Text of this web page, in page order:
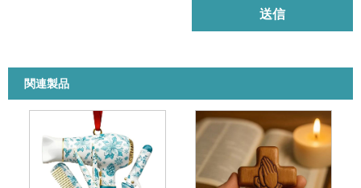
送信
関連製品